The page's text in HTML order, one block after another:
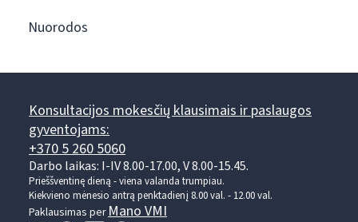
Nuorodos
Konsultacijos mokesčių klausimais ir paslaugos
gyventojams:
+370 5 260 5060
Darbo laikas: I-IV 8.00-17.00, V 8.00-15.45.
Prieššventinę dieną - viena valanda trumpiau.
Kiekvieno mėnesio antrą penktadienį 8.00 val. - 12.00 val.
Paklausimas per Mano VMI